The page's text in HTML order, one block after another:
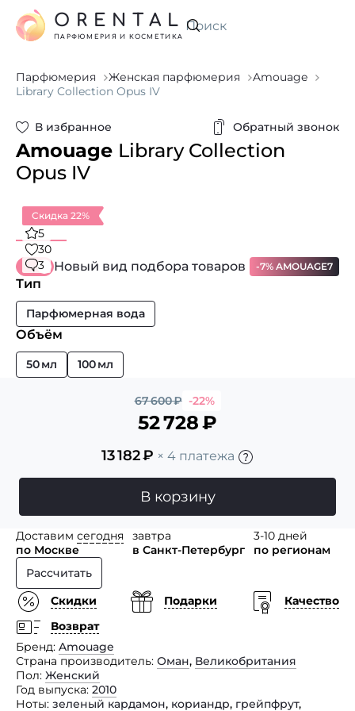
Искать
ORENTAL
ПАРФЮМЕРИЯ И КОСМЕТИКА
Парфюмерия Женская парфюмерия
Amouage
Library Collection Opus IV
В избранное Обратный звонок
Amouage Library Collection
Opus IV
Скидка 22%
5
30
3
Новый вид подбора товаров -7% AMOUAGE7
Тип
Парфюмерная вода
Объём
50 мл 100 мл
67 600₽ -22%
52 728₽
13 182₽ × 4 платежа
В корзину
Доставим сегодня
по Москве
завтра
в Санкт-Петербург
3-10 дней
по регионам
Рассчитать
Скидки
Подарки
Качество
Возврат
Бренд Amouage
Страна производитель Оман, Великобритания
Пол Женский
Год выпуска 2010
Ноты зеленый кардамон, кориандр, грейпфрут,